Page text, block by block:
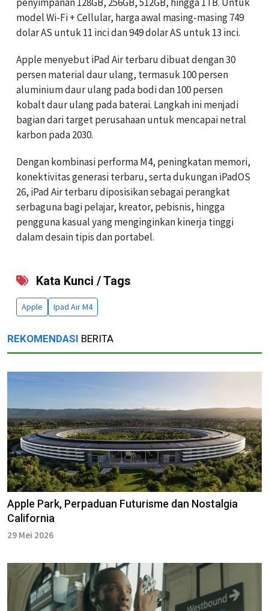
model Wi-Fi + Cellular, harga awal masing-masing 749
dolar AS untuk 11 inci dan 949 dolar AS untuk 13 inci.
Apple menyebut iPad Air terbaru dibuat dengan 30
persen material daur ulang, termasuk 100 persen
aluminium daur ulang pada bodi dan 100 persen
kobalt daur ulang pada baterai. Langkah ini menjadi
bagian dari target perusahaan untuk mencapai netral
karbon pada 2030.
Dengan kombinasi performa M4, peningkatan memori,
konektivitas generasi terbaru, serta dukungan iPadOS
26, iPad Air terbaru diposisikan sebagai perangkat
serbaguna bagi pelajar, kreator, pebisnis, hingga
pengguna kasual yang menginginkan kinerja tinggi
dalam desain tipis dan portabel.
Kata Kunci / Tags
Apple Ipad Air M4
REKOMENDASI BERITA
Apple Park, Perpaduan Futurisme dan Nostalgia
California
29 Mei 2026